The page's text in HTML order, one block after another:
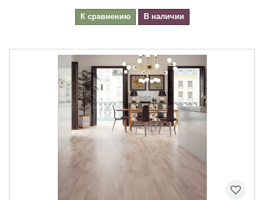
К сравнению В наличии